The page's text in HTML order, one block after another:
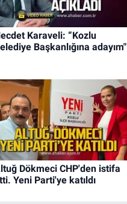
Karaveli: “Kozlu
Başkanlığına adayım"
Dökmeci CHP'den istifa
Yeni Parti'ye katıldı